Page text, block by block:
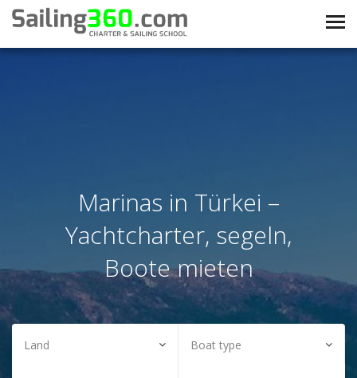
Marinas in Türkei –
Yachtcharter, segeln,
Boote mieten